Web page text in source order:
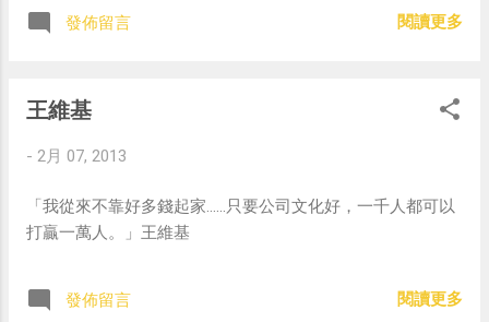
發佈留言 閱讀更多
王維基
- 2月 07, 2013
「我從來不靠好多錢起家……只要公司文化好，一千人都可以
打贏一萬人。」王維基
發佈留言 閱讀更多